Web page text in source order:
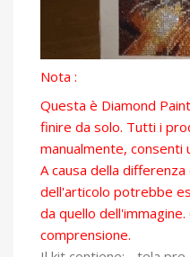
Nota :
Questa è Diamond
finire da solo. Tutti i
manualmente, consenti
A causa della
dell'articolo potrebbe
da quello
comprensione.